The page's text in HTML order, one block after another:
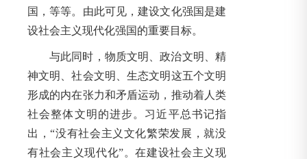
国，等等。由此可见，建设文化强国是建
设社会主义现代化强国的重要目标。
与此同时，物质文明、政治文明、精
神文明、社会文明、生态文明这五个文明
形成的内在张力和矛盾运动，推动着人类
社会整体文明的进步。习近平总书记指
出，“没有社会主义文化繁荣发展，就没
有社会主义现代化”。在建设社会主义现